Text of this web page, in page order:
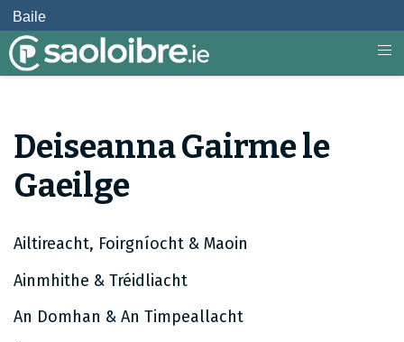
Baile
Deiseanna Gairme le
Gaeilge
Ailtireacht, Foirgníocht & Maoin
Ainmhithe & Tréidliacht
An Domhan & An Timpeallacht